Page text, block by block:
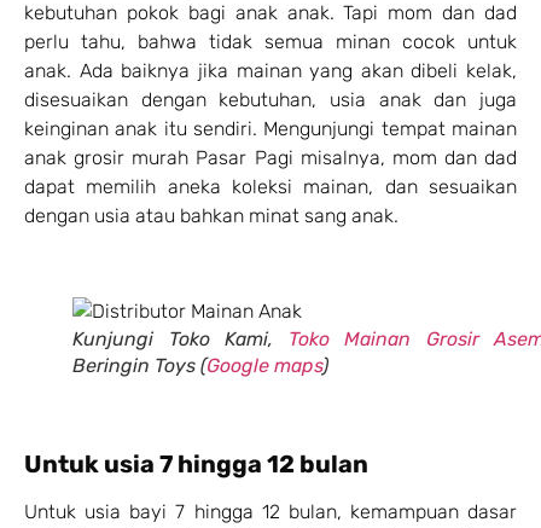
kebutuhan pokok bagi anak anak. Tapi mom dan dad
perlu tahu, bahwa tidak semua minan cocok untuk
anak. Ada baiknya jika mainan yang akan dibeli kelak,
disesuaikan dengan kebutuhan, usia anak dan juga
keinginan anak itu sendiri. Mengunjungi tempat mainan
anak grosir murah Pasar Pagi misalnya, mom dan dad
dapat memilih aneka koleksi mainan, dan sesuaikan
dengan usia atau bahkan minat sang anak.
Kunjungi Toko Kami, Toko Mainan Grosir
Beringin Toys (Google maps)
Untuk usia 7 hingga 12 bulan
Untuk usia bayi 7 hingga 12 bulan, kemampuan dasar